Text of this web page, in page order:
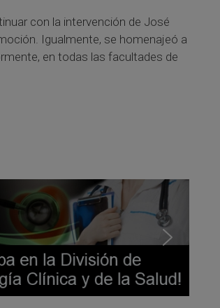
con la intervención de José
Igualmente, se homenajeó a
en todas las facultades de